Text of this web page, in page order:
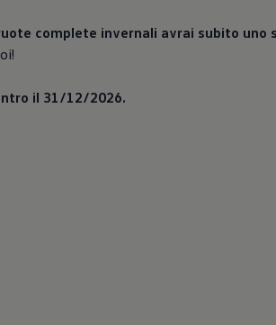
complete invernali avrai subito uno
il 31/12/2026.